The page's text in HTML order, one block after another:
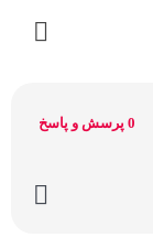
0 پرسش و پاسخ